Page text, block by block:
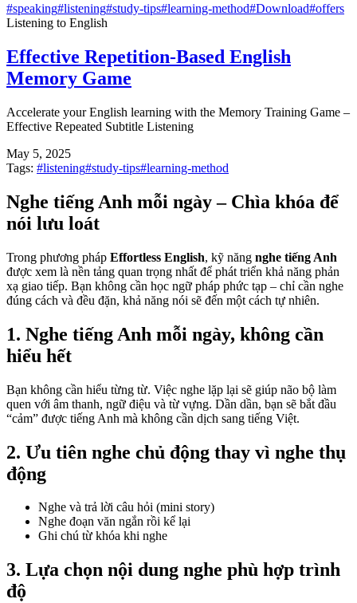
#speaking#listening#study-tips#learning-method#Download#offers
Listening to English
Effective Repetition-Based English
Memory Game
Accelerate your English learning with the Memory Training Game –
Effective Repeated Subtitle Listening
May 5, 2025
Tags: #listening#study-tips#learning-method
Nghe tiếng Anh mỗi ngày – Chìa khóa để
nói lưu loát
Trong phương pháp Effortless English, kỹ năng nghe tiếng Anh
được xem là nền tảng quan trọng nhất để phát triển khả năng phản
xạ giao tiếp. Bạn không cần học ngữ pháp phức tạp – chỉ cần nghe
đúng cách và đều đặn, khả năng nói sẽ đến một cách tự nhiên.
1. Nghe tiếng Anh mỗi ngày, không cần
hiểu hết
Bạn không cần hiểu từng từ. Việc nghe lặp lại sẽ giúp não bộ làm
quen với âm thanh, ngữ điệu và từ vựng. Dần dần, bạn sẽ bắt đầu
“cảm” được tiếng Anh mà không cần dịch sang tiếng Việt.
2. Ưu tiên nghe chủ động thay vì nghe thụ
động
Nghe và trả lời câu hỏi (mini story)
Nghe đoạn văn ngắn rồi kể lại
Ghi chú từ khóa khi nghe
3. Lựa chọn nội dung nghe phù hợp trình
độ